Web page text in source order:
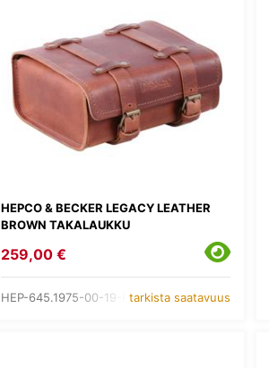
HEPCO & BECKER LEGACY LEATHER
BROWN TAKALAUKKU
259,00 €
HEP-645.1975-00-19-R tarkista saatavuus